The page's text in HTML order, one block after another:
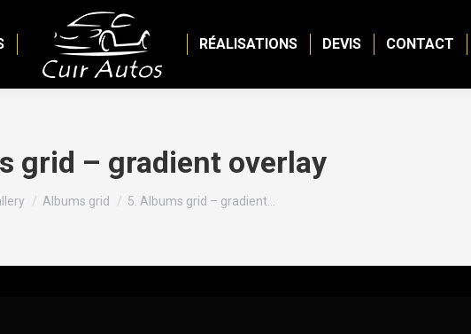
RÉALISATIONS DEVIS CONTACT
grid – gradient overlay
Albums grid 5. Albums grid – gradient…